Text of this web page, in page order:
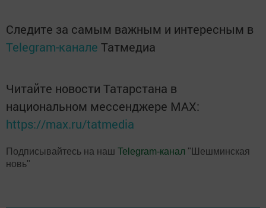
Следите за самым важным и интересным в
Telegram-канале Татмедиа
Читайте новости Татарстана в
национальном мессенджере MАХ:
https://max.ru/tatmedia
Подписывайтесь на наш Telegram-канал "Шешминская
новь"